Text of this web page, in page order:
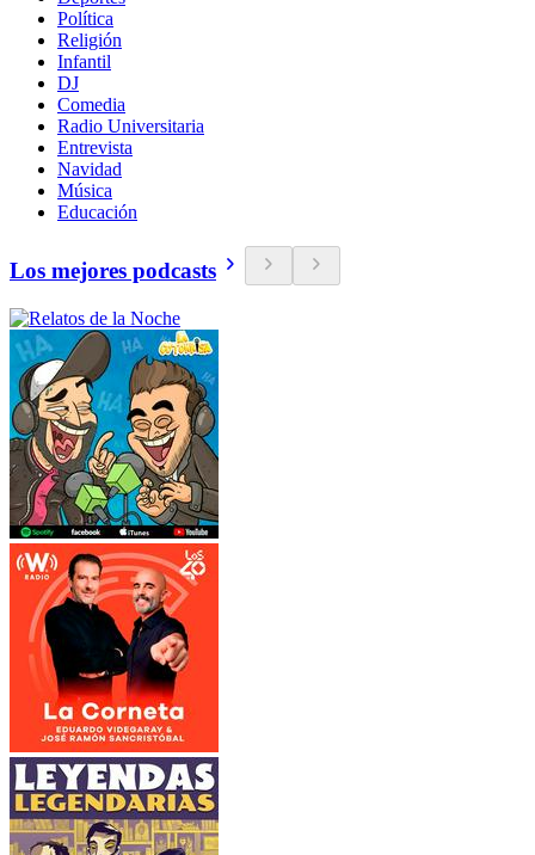
Política
Religión
Infantil
DJ
Comedia
Radio Universitaria
Entrevista
Navidad
Música
Educación
Los mejores podcasts